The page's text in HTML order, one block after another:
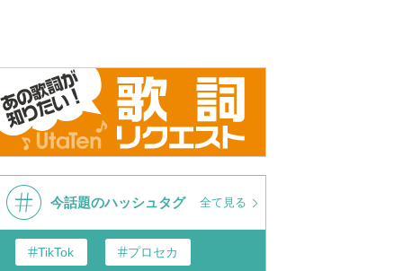
今話題のハッシュタグ 全て見る
TikTok プロセカ